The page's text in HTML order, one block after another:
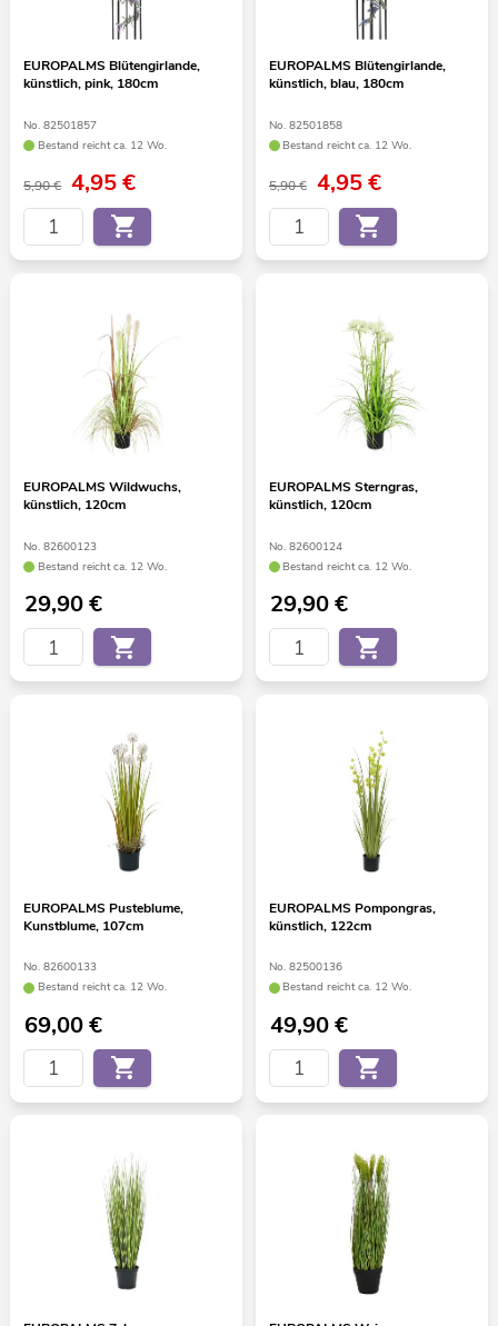
EUROPALMS Blütengirlande,
künstlich, pink, 180cm
No. 82501857
Bestand reicht ca. 12 Wo.
5,90 € 4,95€
EUROPALMS Blütengirlande,
künstlich, blau, 180cm
No. 82501858
Bestand reicht ca. 12 Wo.
5,90 € 4,95€
EUROPALMS Wildwuchs,
künstlich, 120cm
No. 82600123
Bestand reicht ca. 12 Wo.
29,90€
EUROPALMS Sterngras,
künstlich, 120cm
No. 82600124
Bestand reicht ca. 12 Wo.
29,90€
EUROPALMS Pusteblume,
Kunstblume, 107cm
No. 82600133
Bestand reicht ca. 12 Wo.
69,00€
EUROPALMS Pompongras,
künstlich, 122cm
No. 82500136
Bestand reicht ca. 12 Wo.
49,90€